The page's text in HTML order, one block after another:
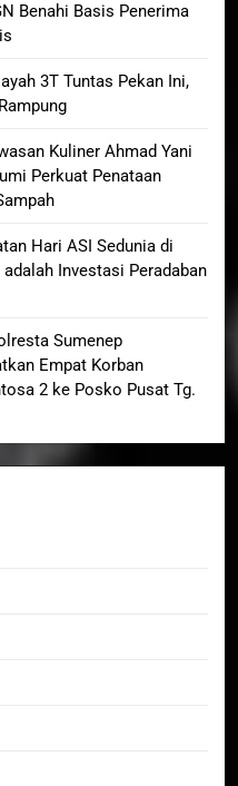
Benahi Basis Penerima
3T Tuntas Pekan Ini,
Kuliner Ahmad Yani
Perkuat Penataan
Hari ASI Sedunia di
Investasi Peradaban
Sumenep
Empat Korban
2 ke Posko Pusat Tg.